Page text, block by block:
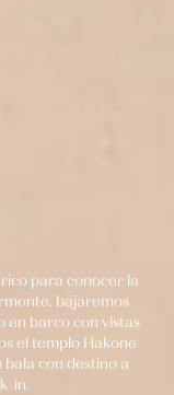
para conocer la
bajaremos
en barco con vistas
el templo Hakone
con destino a
in.